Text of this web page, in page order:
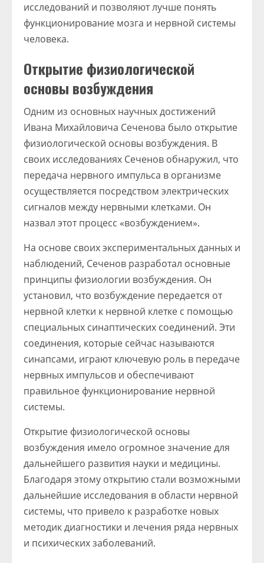
исследований и позволяют лучше понять
функционирование мозга и нервной системы
человека.
Открытие физиологической
основы возбуждения
Одним из основных научных достижений
Ивана Михайловича Сеченова было открытие
физиологической основы возбуждения. В
своих исследованиях Сеченов обнаружил, что
передача нервного импульса в организме
осуществляется посредством электрических
сигналов между нервными клетками. Он
назвал этот процесс «возбуждением».
На основе своих экспериментальных данных и
наблюдений, Сеченов разработал основные
принципы физиологии возбуждения. Он
установил, что возбуждение передается от
нервной клетки к нервной клетке с помощью
специальных синаптических соединений. Эти
соединения, которые сейчас называются
синапсами, играют ключевую роль в передаче
нервных импульсов и обеспечивают
правильное функционирование нервной
системы.
Открытие физиологической основы
возбуждения имело огромное значение для
дальнейшего развития науки и медицины.
Благодаря этому открытию стали возможными
дальнейшие исследования в области нервной
системы, что привело к разработке новых
методик диагностики и лечения ряда нервных
и психических заболеваний.